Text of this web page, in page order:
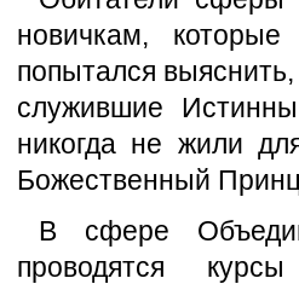
новичкам,
попытался
служившие
никогда не жили
Божественный
В сфере
проводятся